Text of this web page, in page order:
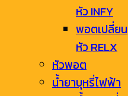
หัว INFY
พอตเปลี่ยน
หัว RELX
หัวพอต
น้ำยาบุหรี่ไฟฟ้า